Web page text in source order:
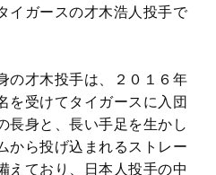
イガースの才木浩人投手で
の才木投手は、２０１６年
を受けてタイガースに入団
長身と、長い手足を生かし
から投げ込まれるストレー
えており、日本人投手の中